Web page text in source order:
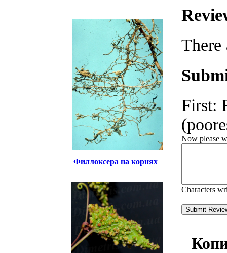
Филлоксера на корнях
There
First:
Now please
Characters